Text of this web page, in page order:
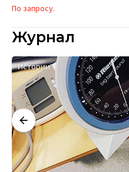
По запросу.
Журнал
Истории